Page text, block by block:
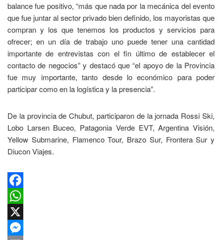
balance fue positivo, “más que nada por la mecánica del evento
que fue juntar al sector privado bien definido, los mayoristas que
compran y los que tenemos los productos y servicios para
ofrecer; en un día de trabajo uno puede tener una cantidad
importante de entrevistas con el fin último de establecer el
contacto de negocios” y destacó que “el apoyo de la Provincia
fue muy importante, tanto desde lo económico para poder
participar como en la logística y la presencia”.
De la provincia de Chubut, participaron de la jornada Rossi Ski,
Lobo Larsen Buceo, Patagonia Verde EVT, Argentina Visión,
Yellow Submarine, Flamenco Tour, Brazo Sur, Frontera Sur y
Diucon Viajes.
Facebook
WhatsApp
X